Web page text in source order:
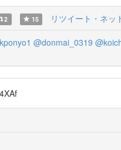
2 15 リツイート・ネッ
@donmai_0319